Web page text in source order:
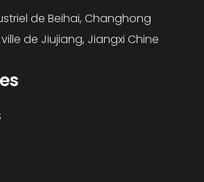
de Beihai, Changhong
de Jiujiang, Jiangxi Chine